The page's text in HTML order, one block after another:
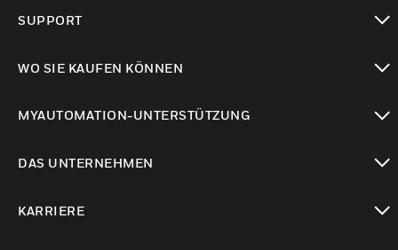
SUPPORT
WO SIE KAUFEN KÖNNEN
MYAUTOMATION-UNTERSTÜTZUNG
DAS UNTERNEHMEN
KARRIERE